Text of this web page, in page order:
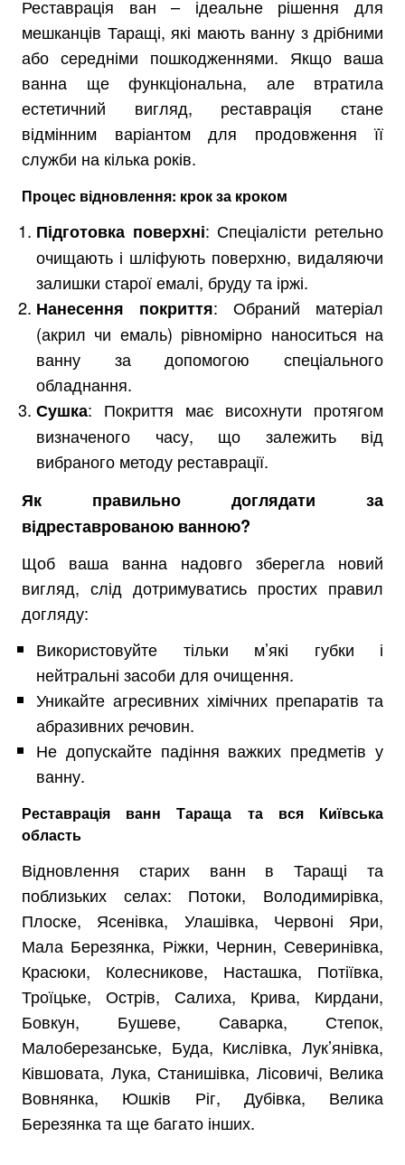
Реставрація ван – ідеальне рішення для
мешканців Таращі, які мають ванну з дрібними
або середніми пошкодженнями. Якщо ваша
ванна ще функціональна, але втратила
естетичний вигляд, реставрація стане
відмінним варіантом для продовження її
служби на кілька років.
Процес відновлення: крок за кроком
Підготовка поверхні: Спеціалісти ретельно
очищають і шліфують поверхню, видаляючи
залишки старої емалі, бруду та іржі.
Нанесення покриття: Обраний матеріал
(акрил чи емаль) рівномірно наноситься на
ванну за допомогою спеціального
обладнання.
Сушка: Покриття має висохнути протягом
визначеного часу, що залежить від
вибраного методу реставрації.
Як правильно доглядати за
відреставрованою ванною?
Щоб ваша ванна надовго зберегла новий
вигляд, слід дотримуватись простих правил
догляду:
Використовуйте тільки м’які губки і
нейтральні засоби для очищення.
Уникайте агресивних хімічних препаратів та
абразивних речовин.
Не допускайте падіння важких предметів у
ванну.
Реставрація ванн Тараща та вся Київська
область
Відновлення старих ванн в Таращі та
поблизьких селах: Потоки, Володимирівка,
Плоске, Ясенівка, Улашівка, Червоні Яри,
Мала Березянка, Ріжки, Чернин, Северинівка,
Красюки, Колесникове, Насташка, Потіївка,
Троїцьке, Острів, Салиха, Крива, Кирдани,
Бовкун, Бушеве, Саварка, Степок,
Малоберезанське, Буда, Кислівка, Лук’янівка,
Ківшовата, Лука, Станишівка, Лісовичі, Велика
Вовнянка, Юшків Ріг, Дубівка, Велика
Березянка та ще багато інших.